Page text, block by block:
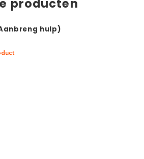
producten
hulp)